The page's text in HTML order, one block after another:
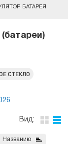
БАТАРЕЯ
СТЕКЛО
Вид:
Названию